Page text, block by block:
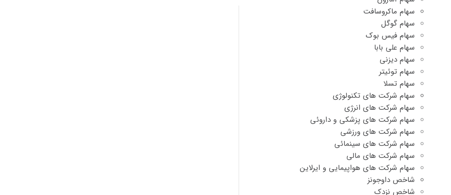
سهام ماکروسافت
سهام گوگل
سهام فیس بوک
سهام علی بابا
سهام دیزنی
سهام توئیتر
سهام تسلا
سهام شرکت های تکنولوژی
سهام شرکت های انرژی
سهام شرکت های پزشکی و داروئی
سهام شرکت های ورزشی
سهام شرکت های سینمائی
سهام شرکت های مالی
سهام شرکت های هواپیمایی و ایرلاین
شاخص داوجونز
شاخص نزدک